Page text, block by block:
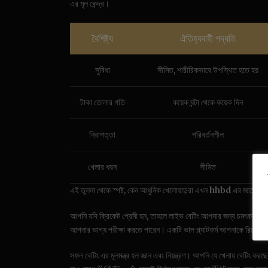
এর মূল কেন্দ্র।
বৈশিষ্ট্য ঐতিহ্যবাহী পদ্ধতি
সুবিধা সীমিত, শারীরিকভাবে উপস্থিত হতে হয়
টাকা তোলার গতি কয়েক ঘন্টা থেকে কয়েক দিন
নিরাপত্তা পরিবর্তনশীল
খেলার ধরন সীমিত
এই তুলনা থেকে স্পষ্ট, কেন আধুনিক খেলোয়াড়রা এখনhhbdএর মতো
আপনি যদি ক্রিকেট প্রেমী হন, তাহলে লাইভ বেটিং আপনার জন্য চমৎকার
আপনার ভাগ্য পরীক্ষা করতে পারেন। একটি ভাল প্ল্যাটফর্ম আপনাকে রিয়েল-
সফল বেটিং এর মূলমন্ত্র হল জ্ঞান এবং নিয়ন্ত্রণ। আপনি যে খেলায় বেটিং